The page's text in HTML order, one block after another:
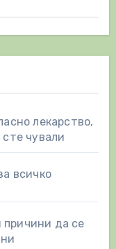
лекарство,
сте чували
всичко
да се